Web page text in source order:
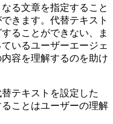
る文章を指定すること
きます。代替テキスト
ることができない、ま
いるユーザーエージェ
容を理解するのを助け
テキストを設定した
ことはユーザーの理解